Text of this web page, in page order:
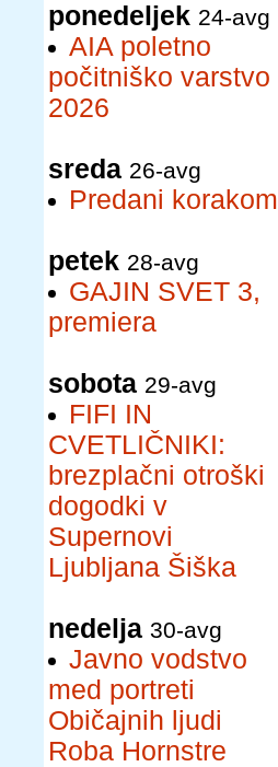
ponedeljek 24-avg
AIA poletno
počitniško varstvo
2026
sreda 26-avg
Predani korakom
petek 28-avg
GAJIN SVET 3,
premiera
sobota 29-avg
FIFI IN
CVETLIČNIKI:
brezplačni otroški
dogodki v
Supernovi
Ljubljana Šiška
nedelja 30-avg
Javno vodstvo
med portreti
Običajnih ljudi
Roba Hornstre